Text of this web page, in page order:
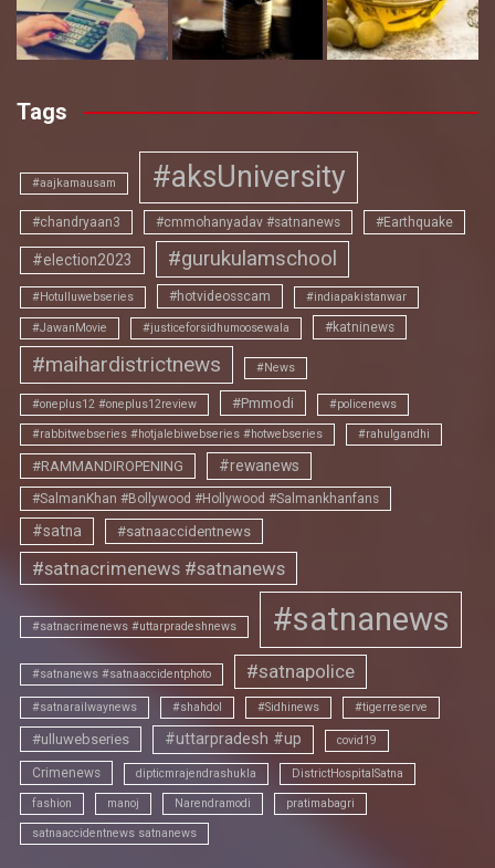
Tags
#aajkamausam #aksUniversity
#chandryaan3 #cmmohanyadav #satnanews #Earthquake
#election2023 #gurukulamschool
#Hotulluwebseries #hotvideosscam #indiapakistanwar
#JawanMovie #justiceforsidhumoosewala #katninews
#maihardistrictnews #News
#oneplus12 #oneplus12review #Pmmodi #policenews
#rabbitwebseries #hotjalebiwebseries #hotwebseries #rahulgandhi
#RAMMANDIROPENING #rewanews
#SalmanKhan #Bollywood #Hollywood #Salmankhanfans
#satna #satnaaccidentnews
#satnacrimenews #satnanews
#satnacrimenews #uttarpradeshnews #satnanews
#satnanews #satnaaccidentphoto #satnapolice
#satnarailwaynews #shahdol #Sidhinews #tigerreserve
#ulluwebseries #uttarpradesh #up covid19
Crimenews dipticmrajendrashukla DistrictHospitalSatna
fashion manoj Narendramodi pratimabagri
satnaaccidentnews satnanews